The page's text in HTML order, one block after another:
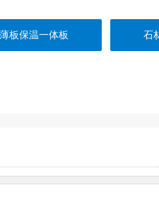
板保温一体板 石